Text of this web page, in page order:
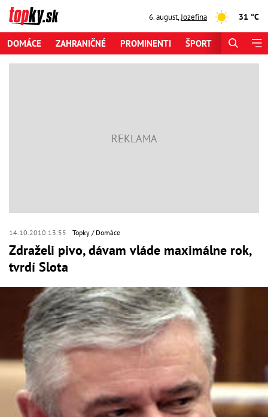
6. august,Jozefína 31 °C
DOMÁCE ZAHRANIČNÉ PROMINENTI ŠPORT
14.10.2010 13:55 Topky Domáce
Zdraželi pivo, dávam vláde maximálne rok,
tvrdí Slota